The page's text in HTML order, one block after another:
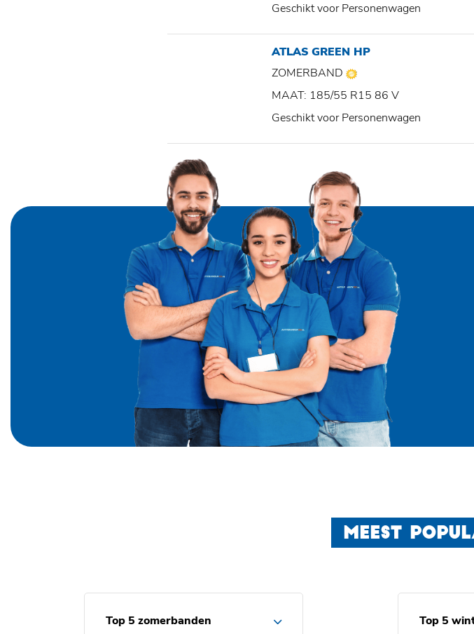
Geschikt voor Personenwagen
ATLAS GREEN HP
ZOMERBAND
MAAT: 185/55 R15 86 V
Geschikt voor Personenwagen
MEEST
Top 5 zomerbanden Top 5